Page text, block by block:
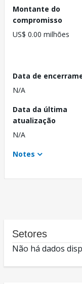
Montante do
compromisso
US$ 0.00 milhões
Data de
N/A
Data da última
atualização
N/A
Notes
Setores
Não há dados